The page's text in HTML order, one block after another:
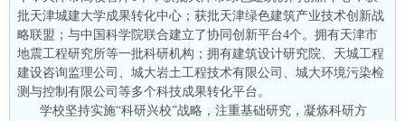
批天津城建大学成果转化中心；获批天津绿色建筑产业技术创新战
略联盟；与中国科学院联合建立了协同创新平台4个。拥有天津市
地震工程研究所等一批科研机构；拥有建筑设计研究院、天城工程
建设咨询监理公司、城大岩土工程技术有限公司、城大环境污染检
测与控制有限公司等多个科技成果转化平台。
学校坚持实施“科研兴校”战略，注重基础研究，凝炼科研方